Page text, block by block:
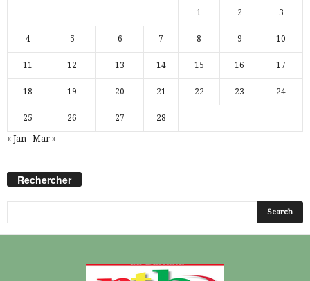
1 2 3
4 5 6 7 8 9 10
11 12 13 14 15 16 17
18 19 20 21 22 23 24
25 26 27 28
« Jan Mar »
Rechercher